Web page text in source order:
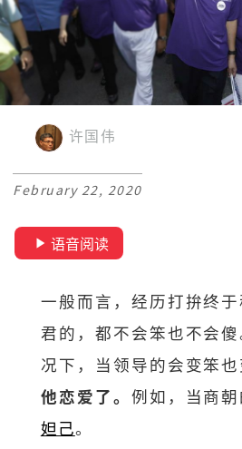
许国伟
February 22, 2020
语音阅读
一般而言，经历打拚终
君的，都不会笨也不会
况下，当领导的会变笨也
他恋爱了。 例如，当商
妲己。